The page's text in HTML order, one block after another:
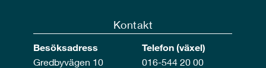
Kontakt
Besöksadress
Gredbyvägen 10
Telefon (växel)
016-544 20 00